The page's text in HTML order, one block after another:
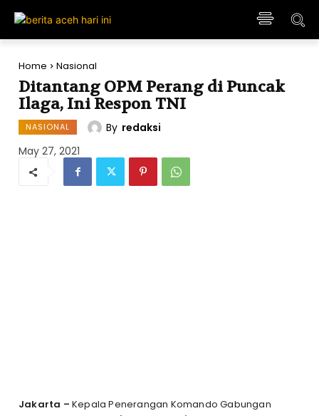
Home Nasional
Ditantang OPM Perang di Puncak
Ilaga, Ini Respon TNI
NASIONAL By redaksi
May 27, 2021
Jakarta – Kepala Penerangan Komando Gabungan